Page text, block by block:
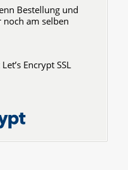
Bestellung und
am selben
Encrypt SSL